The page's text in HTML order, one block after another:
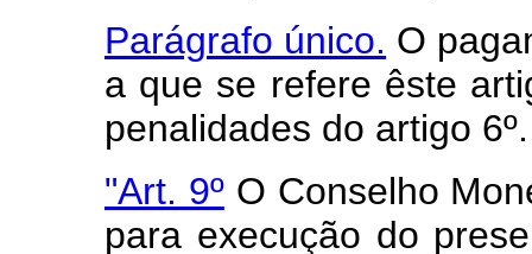
Parágrafo único. O
a que se refere êste
penalidades do artigo 6º.
"Art. 9ºO Conselho
para execução do